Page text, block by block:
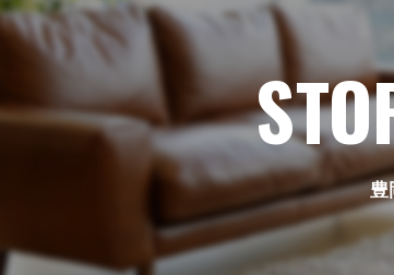
豊